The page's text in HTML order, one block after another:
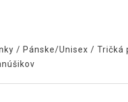
/ Pánske/Unisex / Tričká